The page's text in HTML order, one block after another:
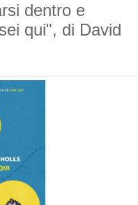
dentro e
qui", di David